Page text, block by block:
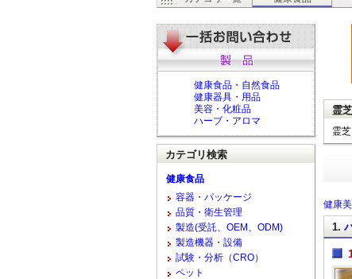
霊
霊
健康
1.
健康食品・自然食品
健康器具・用品
美容・化粧品
ハーブ・アロマ
カテゴリ検索
健康食品
容器・パッケージ
品質・衛生管理
製造(受託、OEM、ODM)
製造機器・設備
試験・分析（CRO）
ペット